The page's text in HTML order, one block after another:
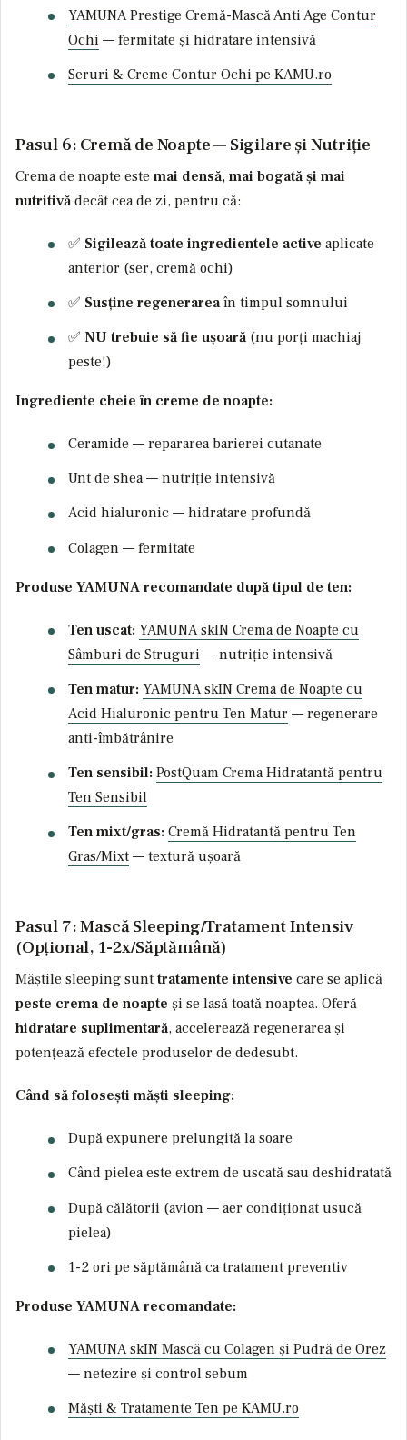
YAMUNA Prestige Cremă-Mască Anti Age Contur
Ochi— fermitate și hidratare intensivă
Seruri & Creme Contur Ochi pe KAMU.ro
Pasul 6: Cremă de Noapte — Sigilare și Nutriție
Crema de noapte este mai densă, mai bogată și mai
nutritivă decât cea de zi, pentru că:
✅ Sigilează toate ingredientele active aplicate
anterior (ser, cremă ochi)
✅ Susține regenerareaîn timpul somnului
✅ NU trebuie să fie ușoară(nu porți machiaj
peste!)
Ingrediente cheie în creme de noapte:
Ceramide — repararea barierei cutanate
Unt de shea — nutriție intensivă
Acid hialuronic — hidratare profundă
Colagen — fermitate
Produse YAMUNA recomandate după tipul de ten:
Ten uscat: YAMUNA skIN Crema de Noapte cu
Sâmburi de Struguri— nutriție intensivă
Ten matur: YAMUNA skIN Crema de Noapte cu
Acid Hialuronic pentru Ten Matur— regenerare
anti-îmbătrânire
Ten sensibil: PostQuam Crema Hidratantă pentru
Ten Sensibil
Ten mixt/gras: Cremă Hidratantă pentru Ten
Gras/Mixt— textură ușoară
Pasul 7: Mască Sleeping/Tratament Intensiv
(Opțional, 1-2x/Săptămână)
Măștile sleeping sunt tratamente intensive care se aplică
peste crema de noapte și se lasă toată noaptea. Oferă
hidratare suplimentară, accelerează regenerarea și
potențează efectele produselor de dedesubt.
Când să folosești măști sleeping:
După expunere prelungită la soare
Când pielea este extrem de uscată sau deshidratată
După călătorii (avion — aer condiționat usucă
pielea)
1-2 ori pe săptămână ca tratament preventiv
Produse YAMUNA recomandate:
YAMUNA skIN Mască cu Colagen și Pudră de Orez
— netezire și control sebum
Măști & Tratamente Ten pe KAMU.ro